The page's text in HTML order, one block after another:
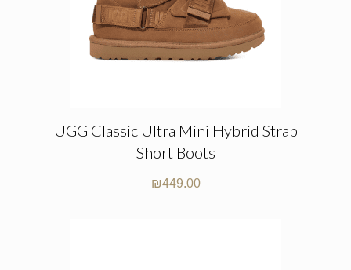
UGG Classic Ultra Mini Hybrid Strap
Short Boots
₪449.00